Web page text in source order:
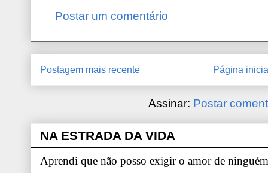
Postar um comentário
Postagem mais recente Página
Assinar: Postar
NA ESTRADA DA VIDA
Aprendi que não posso exigir o amor de